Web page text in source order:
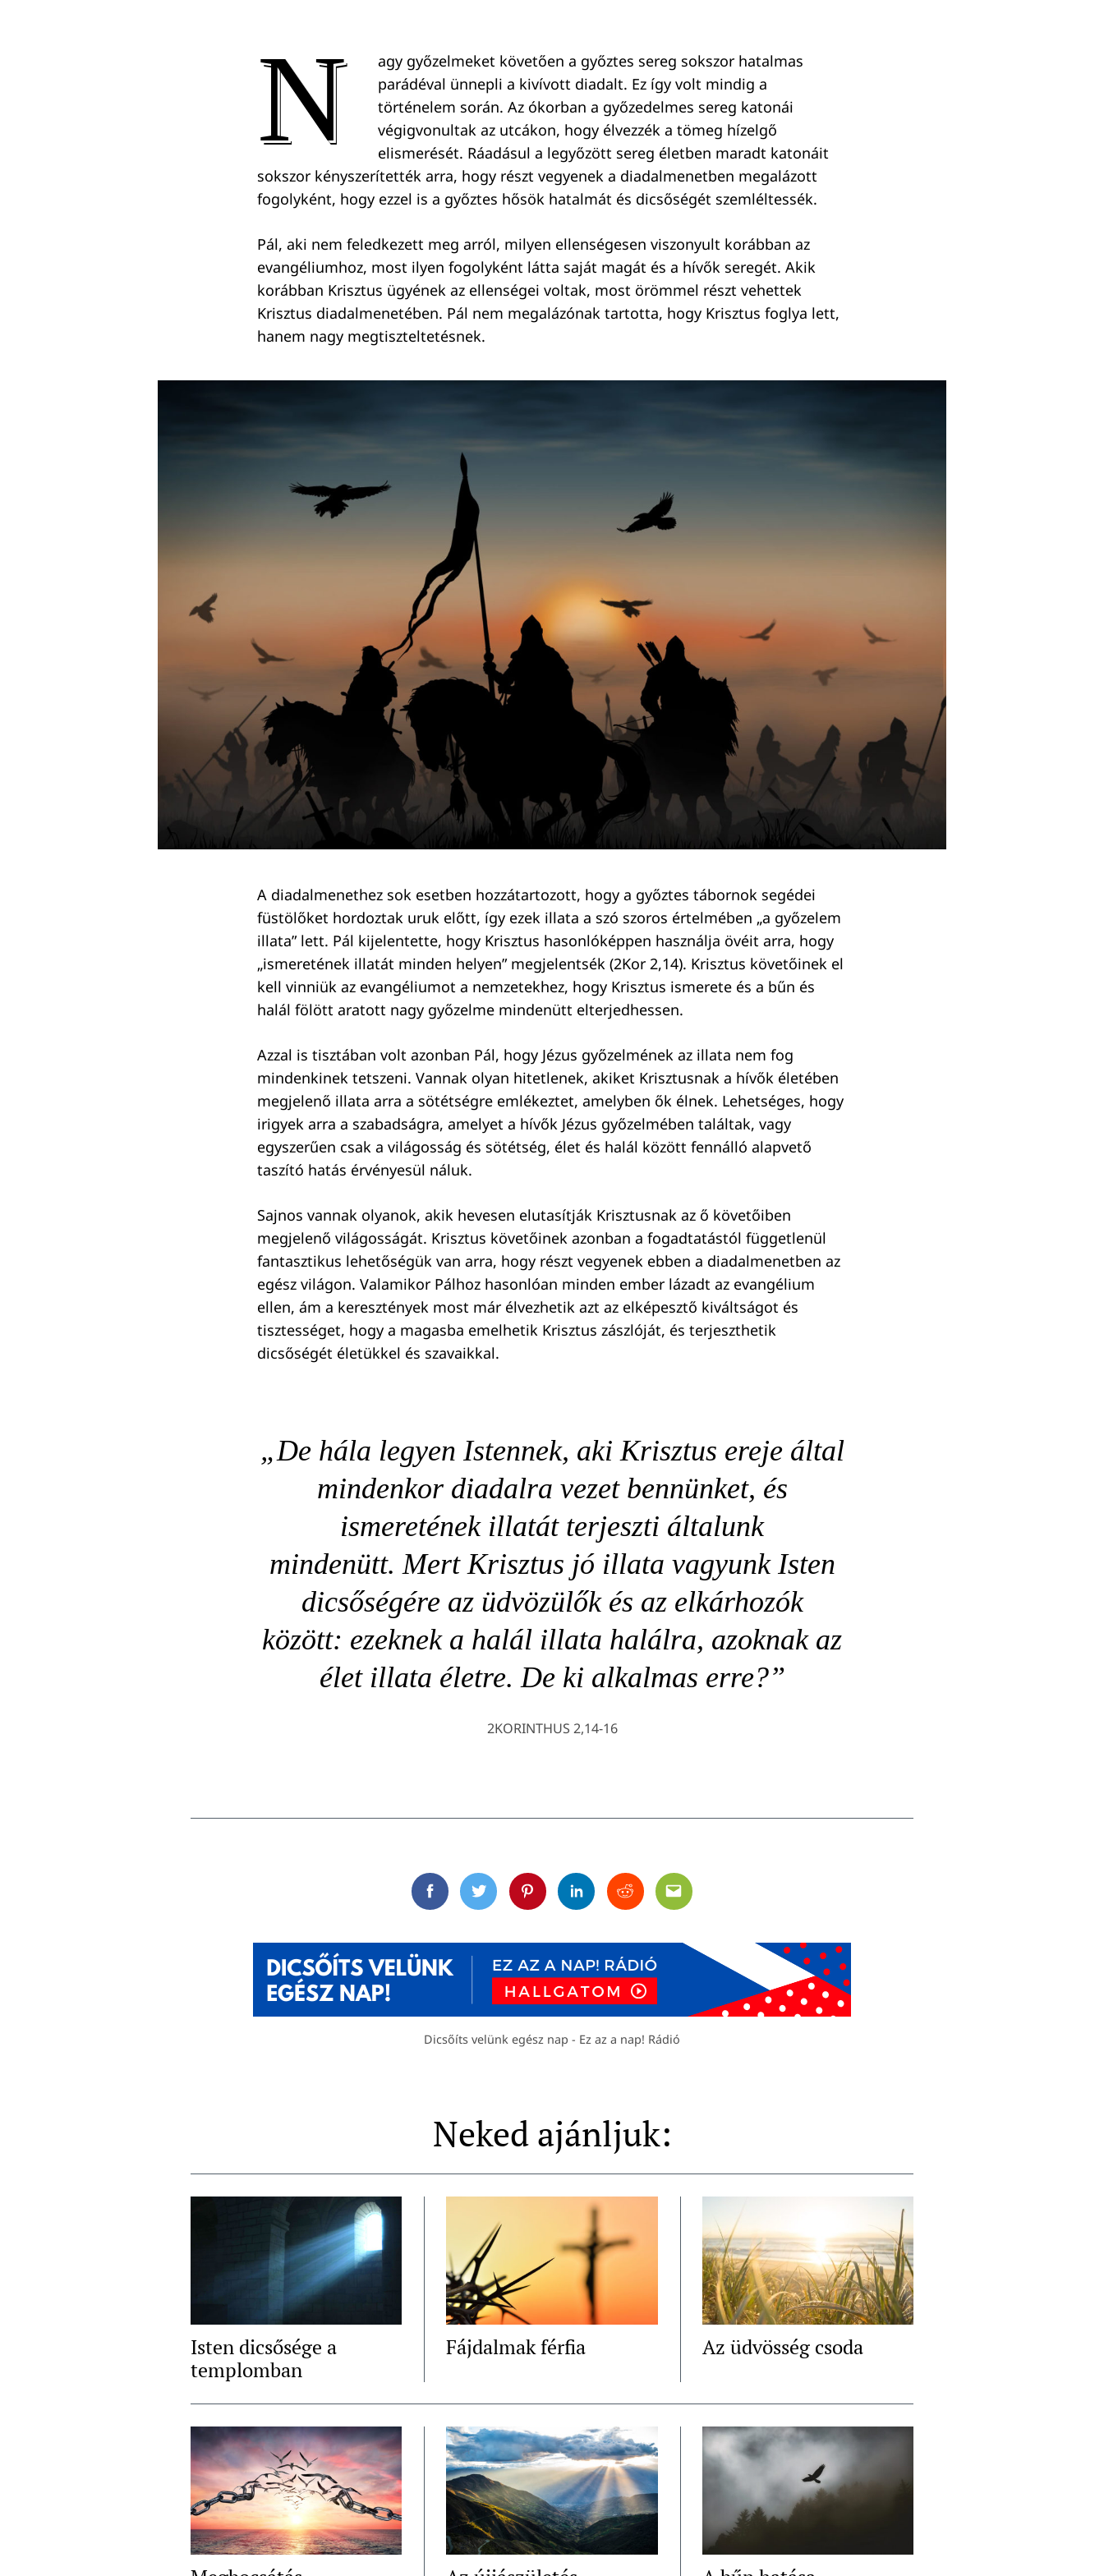
N
agy győzelmeket követően a győztes sereg sokszor hatalmas
parádéval ünnepli a kivívott diadalt. Ez így volt mindig a
történelem során. Az ókorban a győzedelmes sereg katonái
végigvonultak az utcákon, hogy élvezzék a tömeg hízelgő
elismerését. Ráadásul a legyőzött sereg életben maradt katonáit
sokszor kényszerítették arra, hogy részt vegyenek a diadalmenetben megalázott
fogolyként, hogy ezzel is a győztes hősök hatalmát és dicsőségét szemléltessék.
Pál, aki nem feledkezett meg arról, milyen ellenségesen viszonyult korábban az
evangéliumhoz, most ilyen fogolyként látta saját magát és a hívők seregét. Akik
korábban Krisztus ügyének az ellenségei voltak, most örömmel részt vehettek
Krisztus diadalmenetében. Pál nem megalázónak tartotta, hogy Krisztus foglya lett,
hanem nagy megtiszteltetésnek.
A diadalmenethez sok esetben hozzátartozott, hogy a győztes tábornok segédei
füstölőket hordoztak uruk előtt, így ezek illata a szó szoros értelmében „a győzelem
illata” lett. Pál kijelentette, hogy Krisztus hasonlóképpen használja övéit arra, hogy
„ismeretének illatát minden helyen” megjelentsék (2Kor 2,14). Krisztus követőinek el
kell vinniük az evangéliumot a nemzetekhez, hogy Krisztus ismerete és a bűn és
halál fölött aratott nagy győzelme mindenütt elterjedhessen.
Azzal is tisztában volt azonban Pál, hogy Jézus győzelmének az illata nem fog
mindenkinek tetszeni. Vannak olyan hitetlenek, akiket Krisztusnak a hívők életében
megjelenő illata arra a sötétségre emlékeztet, amelyben ők élnek. Lehetséges, hogy
irigyek arra a szabadságra, amelyet a hívők Jézus győzelmében találtak, vagy
egyszerűen csak a világosság és sötétség, élet és halál között fennálló alapvető
taszító hatás érvényesül náluk.
Sajnos vannak olyanok, akik hevesen elutasítják Krisztusnak az ő követőiben
megjelenő világosságát. Krisztus követőinek azonban a fogadtatástól függetlenül
fantasztikus lehetőségük van arra, hogy részt vegyenek ebben a diadalmenetben az
egész világon. Valamikor Pálhoz hasonlóan minden ember lázadt az evangélium
ellen, ám a keresztények most már élvezhetik azt az elképesztő kiváltságot és
tisztességet, hogy a magasba emelhetik Krisztus zászlóját, és terjeszthetik
dicsőségét életükkel és szavaikkal.
„De hála legyen Istennek, aki Krisztus ereje által
mindenkor diadalra vezet bennünket, és
ismeretének illatát terjeszti általunk
mindenütt. Mert Krisztus jó illata vagyunk Isten
dicsőségére az üdvözülők és az elkárhozók
között: ezeknek a halál illata halálra, azoknak az
élet illata életre. De ki alkalmas erre?”
2KORINTHUS 2,14-16
FacebookTwitterPinterestLinkedinRedditEmail
Dicsőíts velünk egész nap - Ez az a nap! Rádió
Neked ajánljuk:
Isten dicsősége a
templomban
Fájdalmak férfia Az üdvösség csoda